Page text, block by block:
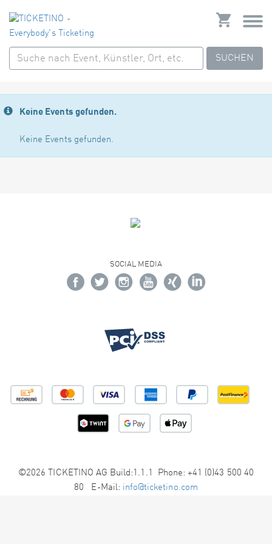
SUCHEN
Keine Events gefunden.
Keine Events gefunden.
SOCIAL MEDIA
©2026 TICKETINO AG Build:1.1.1 Phone: +41 (0)43 500 40
80 E-Mail: info@ticketino.com